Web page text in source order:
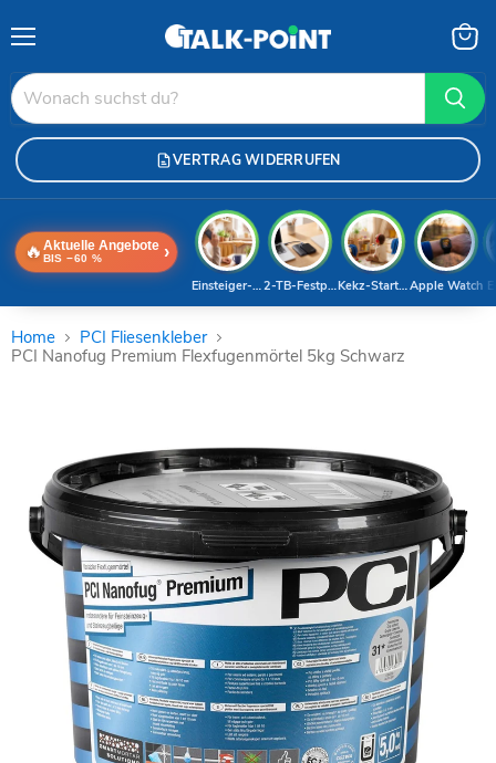
VERTRAG WIDERRUFEN
🔥 Aktuelle Angebote
BIS −60 % ›
Apple Watch
Kekz-Starterset
2-TB-Festplatte
Einsteiger-Handy
Home
PCI Fliesenkleber
PCI Nanofug Premium Flexfugenmörtel 5kg Schwarz